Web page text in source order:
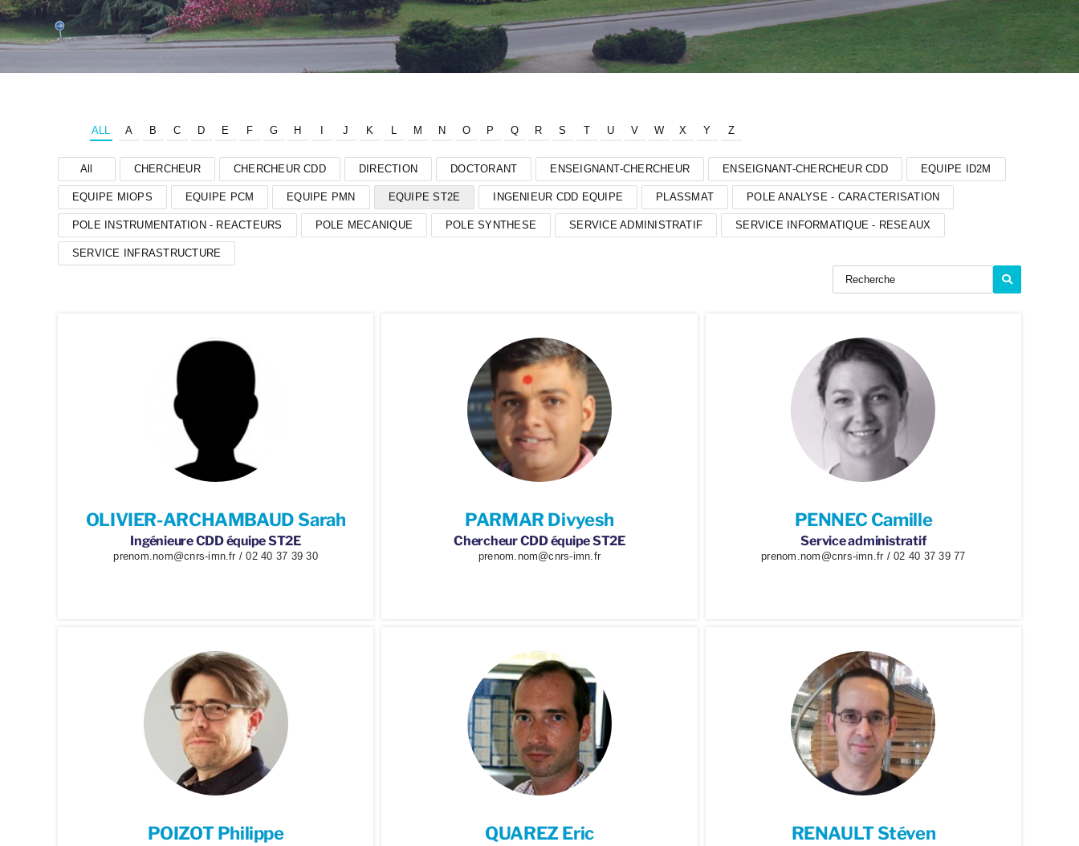
ALL A B C D E F G H J K L M N O P Q R S T U V W X Y Z
All CHERCHEUR CHERCHEUR CDD DIRECTION DOCTORANT ENSEIGNANT-CHERCHEUR ENSEIGNANT-CHERCHEUR CDD EQUIPE ID2M
EQUIPE MIOPS EQUIPE PCM EQUIPE PMN EQUIPE ST2E INGENIEUR CDD EQUIPE PLASSMAT POLE ANALYSE - CARACTERISATION
POLE INSTRUMENTATION - REACTEURS POLE MECANIQUE POLE SYNTHESE SERVICE ADMINISTRATIF SERVICE INFORMATIQUE - RESEAUX
SERVICE INFRASTRUCTURE
OLIVIER-ARCHAMBAUD Sarah
Ingénieure CDD équipe ST2E
prenom.nom@cnrs-imn.fr / 02 40 37 39 30
PARMAR Divyesh
Chercheur CDD équipe ST2E
prenom.nom@cnrs-imn.fr
PENNEC Camille
Service administratif
prenom.nom@cnrs-imn.fr / 02 40 37 39 77
POIZOT Philippe QUAREZ Eric RENAULT Stéven